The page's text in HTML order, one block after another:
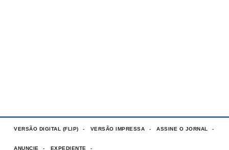
VERSÃO DIGITAL (FLIP) VERSÃO IMPRESSA ASSINE O JORNAL
ANUNCIE EXPEDIENTE